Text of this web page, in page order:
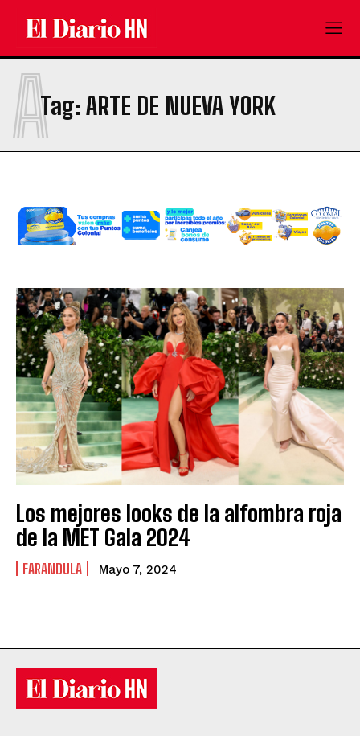
Tag: ARTE DE NUEVA YORK
A
Los mejores looks de la alfombra roja
de la MET Gala 2024
FARANDULA Mayo 7, 2024